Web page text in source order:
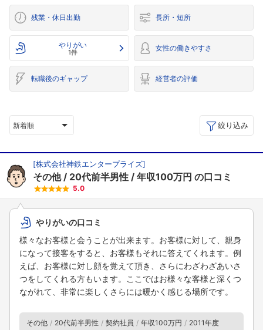
残業・休日出勤 長所・短所
やりがい
1件 女性の働きやすさ
転職後のギャップ 経営者の評価
新着順 絞り込み
[株式会社神鉄エンタープライズ]
その他 20代前半男性 年収100万円 の口コミ
5.0
やりがいの口コミ
様々なお客様と会うことが出来ます。お客様に対して、親身
になって接客をすると、お客様もそれに答えてくれます。例
えば、お客様に対し顔を覚えて頂き、さらにわざわざあいさ
つをしてくれる方もいます。ここではお様々な客様と深くつ
ながれて、非常に楽しくさらには暖かく感じる場所です。
その他 20代前半男性 契約社員 年収100万円 2011年度